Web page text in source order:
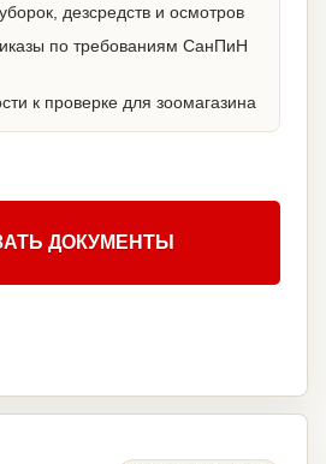
дезсредств и осмотров
по требованиям СанПиН
к проверке для зоомагазина
ДОКУМЕНТЫ